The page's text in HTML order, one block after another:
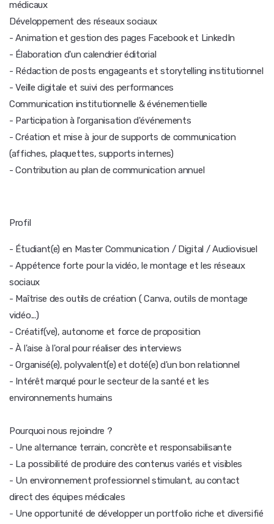
médicaux
Développement des réseaux sociaux
- Animation et gestion des pages Facebook et LinkedIn
- Élaboration d'un calendrier éditorial
- Rédaction de posts engageants et storytelling institutionnel
- Veille digitale et suivi des performances
Communication institutionnelle & événementielle
- Participation à l'organisation d'événements
- Création et mise à jour de supports de communication
(affiches, plaquettes, supports internes)
- Contribution au plan de communication annuel
Profil
- Étudiant(e) en Master Communication / Digital / Audiovisuel
- Appétence forte pour la vidéo, le montage et les réseaux
sociaux
- Maîtrise des outils de création ( Canva, outils de montage
vidéo...)
- Créatif(ve), autonome et force de proposition
- À l'aise à l'oral pour réaliser des interviews
- Organisé(e), polyvalent(e) et doté(e) d'un bon relationnel
- Intérêt marqué pour le secteur de la santé et les
environnements humains
Pourquoi nous rejoindre ?
- Une alternance terrain, concrète et responsabilisante
- La possibilité de produire des contenus variés et visibles
- Un environnement professionnel stimulant, au contact
direct des équipes médicales
- Une opportunité de développer un portfolio riche et diversifié